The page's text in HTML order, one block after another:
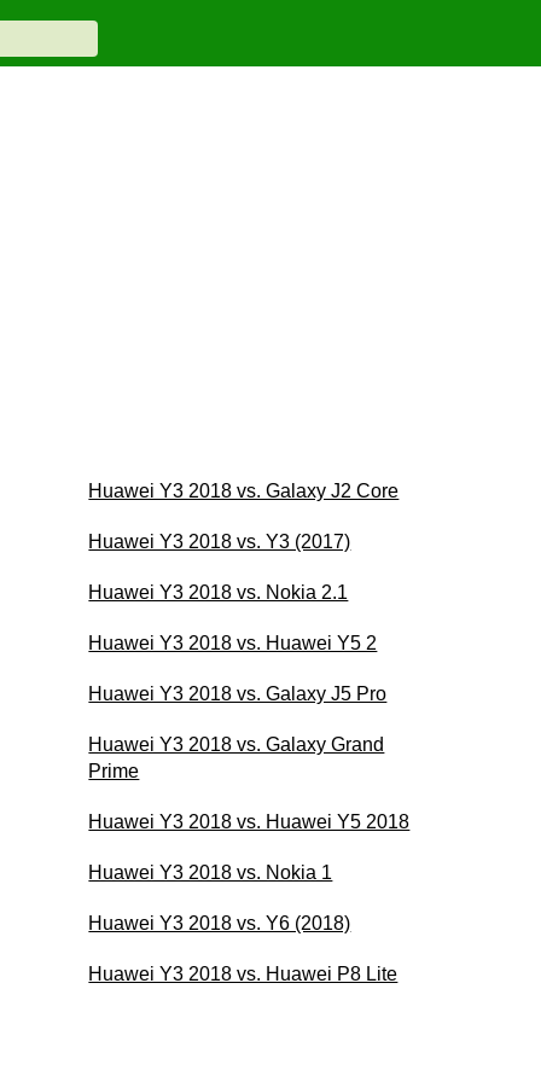
Huawei Y3 2018 vs. Galaxy J2 Core
Huawei Y3 2018 vs. Y3 (2017)
Huawei Y3 2018 vs. Nokia 2.1
Huawei Y3 2018 vs. Huawei Y5 2
Huawei Y3 2018 vs. Galaxy J5 Pro
Huawei Y3 2018 vs. Galaxy Grand
Prime
Huawei Y3 2018 vs. Huawei Y5 2018
Huawei Y3 2018 vs. Nokia 1
Huawei Y3 2018 vs. Y6 (2018)
Huawei Y3 2018 vs. Huawei P8 Lite